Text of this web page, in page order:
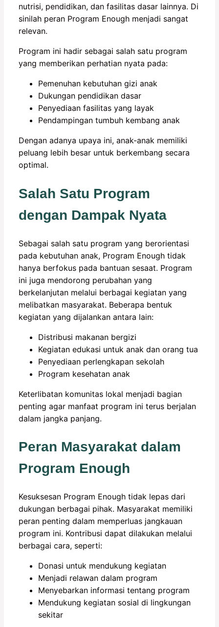
nutrisi, pendidikan, dan fasilitas dasar lainnya. Di
sinilah peran Program Enough menjadi sangat
relevan.
Program ini hadir sebagai salah satu program
yang memberikan perhatian nyata pada:
Pemenuhan kebutuhan gizi anak
Dukungan pendidikan dasar
Penyediaan fasilitas yang layak
Pendampingan tumbuh kembang anak
Dengan adanya upaya ini, anak-anak memiliki
peluang lebih besar untuk berkembang secara
optimal.
Salah Satu Program
dengan Dampak Nyata
Sebagai salah satu program yang berorientasi
pada kebutuhan anak, Program Enough tidak
hanya berfokus pada bantuan sesaat. Program
ini juga mendorong perubahan yang
berkelanjutan melalui berbagai kegiatan yang
melibatkan masyarakat. Beberapa bentuk
kegiatan yang dijalankan antara lain:
Distribusi makanan bergizi
Kegiatan edukasi untuk anak dan orang tua
Penyediaan perlengkapan sekolah
Program kesehatan anak
Keterlibatan komunitas lokal menjadi bagian
penting agar manfaat program ini terus berjalan
dalam jangka panjang.
Peran Masyarakat dalam
Program Enough
Kesuksesan Program Enough tidak lepas dari
dukungan berbagai pihak. Masyarakat memiliki
peran penting dalam memperluas jangkauan
program ini. Kontribusi dapat dilakukan melalui
berbagai cara, seperti:
Donasi untuk mendukung kegiatan
Menjadi relawan dalam program
Menyebarkan informasi tentang program
Mendukung kegiatan sosial di lingkungan
sekitar